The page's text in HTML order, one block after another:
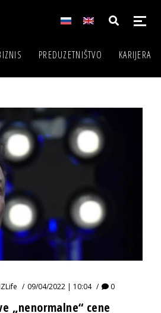
PREDUZETNIŠTVO KARIJERA
09/04/2022 | 10:04 0
„nenormalne“ cene